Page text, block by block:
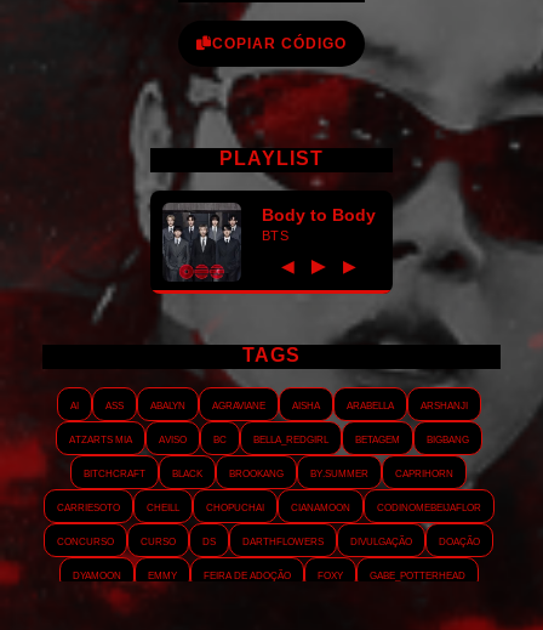
COPIAR CÓDIGO
PLAYLIST
Body to Body
BTS
◀ ► ▶
TAGS
AI ASS Abalyn Agraviane Aisha Arabella
Arshanji
Atzarts Mia
Aviso BC Bella_RedGirl Betagem
Bigbang
Bitchcraft
Black Brookang By.summer
Caprihorn
Carriesoto
Cheill Chopuchai Cianamoon
Codinomebeijaflor
Concurso
Curso DS Darthflowers Divulgação
Doação
Dyamoon
Emmy Feira de adoção Foxy
Gabe_Potterhead
GeminnieKook